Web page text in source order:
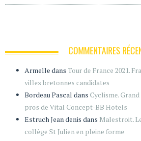
COMMENTAIRES
Armelle dans Tour de France 2021.
villes bretonnes candidates
Bordeau Pascal dans Cyclisme.
pros de Vital Concept-BB Hotels
Estruch Jean denis dans Malestroit.
collège St Julien en pleine forme